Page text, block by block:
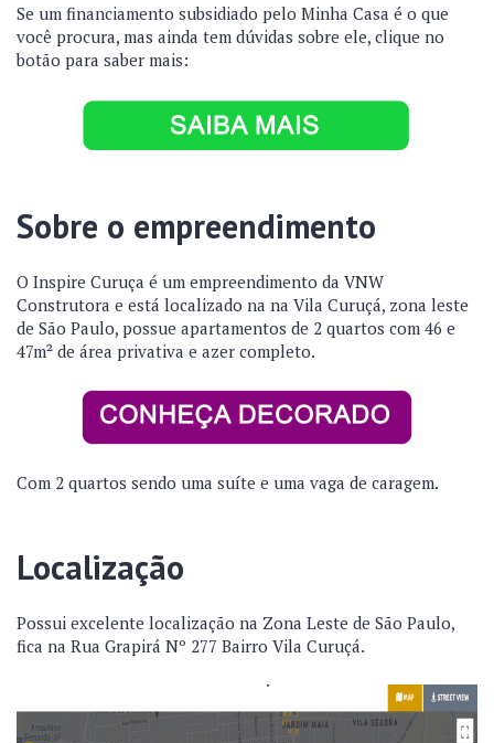
Se um financiamento subsidiado pelo Minha Casa é o que
você procura, mas ainda tem dúvidas sobre ele, clique no
botão para saber mais:
Sobre o empreendimento
O Inspire Curuça é um empreendimento da VNW
Construtora e está localizado na na Vila Curuçá, zona leste
de São Paulo, possue apartamentos de 2 quartos com 46 e
47m² de área privativa e azer completo.
Com 2 quartos sendo uma suíte e uma vaga de caragem.
Localização
Possui excelente localização na Zona Leste de São Paulo,
fica na Rua Grapirá Nº 277 Bairro Vila Curuçá.